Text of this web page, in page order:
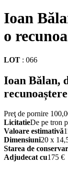
Ioan
o
LOT : 066
Ioan Bălan,
Preţ de pornire
LicitatieDe pe tron
Valoare estimativă
Dimensiuni20 x
Starea de
Adjudecat cu175 €